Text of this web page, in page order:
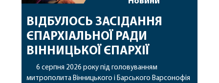
ВІДБУЛОСЬ ЗАСІДАННЯ
ЄПАРХІАЛЬНОЇ РАДИ
ВІННИЦЬКОЇ ЄПАРХІЇ
6 серпня 2026 року під головуванням
митрополита Вінницького і Барського Варсонофія